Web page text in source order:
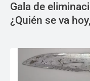
Gala de
¿Quién se va